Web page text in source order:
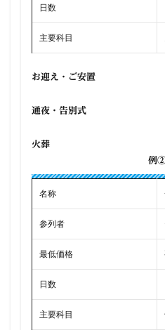
日数
主要科目
お迎え・ご安置
通夜・告別式
火葬
例
名称
参列者
最低価格
日数
主要科目